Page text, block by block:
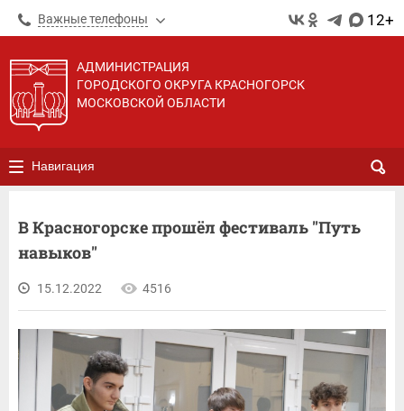
Важные телефоны 12+
АДМИНИСТРАЦИЯ
ГОРОДСКОГО ОКРУГА КРАСНОГОРСК
МОСКОВСКОЙ ОБЛАСТИ
Навигация
В Красногорске прошёл фестиваль "Путь
навыков"
15.12.2022 4516